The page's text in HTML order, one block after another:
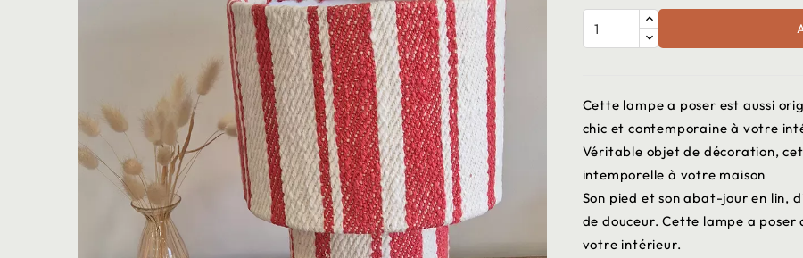
Cette lampe a poser est aussi
chic et contemporaine à votre
Véritable objet de décoration,
intemporelle à votre maison
Son pied et son abat-jour en lin,
de douceur. Cette lampe a
votre intérieur.